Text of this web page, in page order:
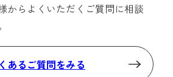
からよくいただくご質問に相談
あるご質問をみる